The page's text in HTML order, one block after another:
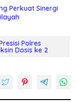
Perkuat Sinergi
Polres
Dosis ke 2